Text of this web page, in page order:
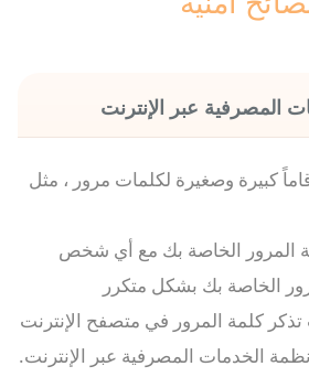
المصرفية عبر الإنترنت
كبيرة وصغيرة لكلمات مرور ، مثل
المرور الخاصة بك مع أي شخص
الخاصة بك بشكل متكرر
كلمة المرور في متصفح الإنترنت
الخدمات المصرفية عبر الإنترنت.